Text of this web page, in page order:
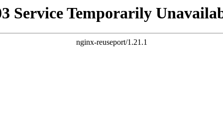
Service Temporarily
nginx-reuseport/1.21.1